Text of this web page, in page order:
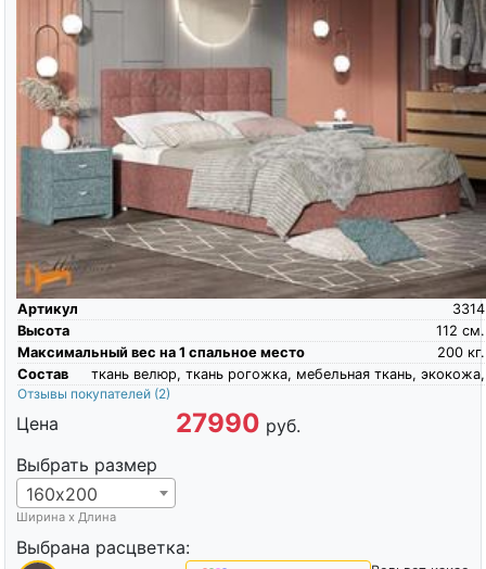
Артикул
3314
Высота
см.
112
Максимальный вес на 1 спальное место
кг.
200
Состав
ткань велюр, ткань рогожка, мебельная ткань, экокожа,
Отзывы покупателей (2)
Цена 27990 руб.
Выбрать размер
160х200
Ширина х Длина
Выбрана расцветка: